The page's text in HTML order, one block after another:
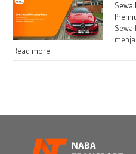
Sewa
Sewa
Read more